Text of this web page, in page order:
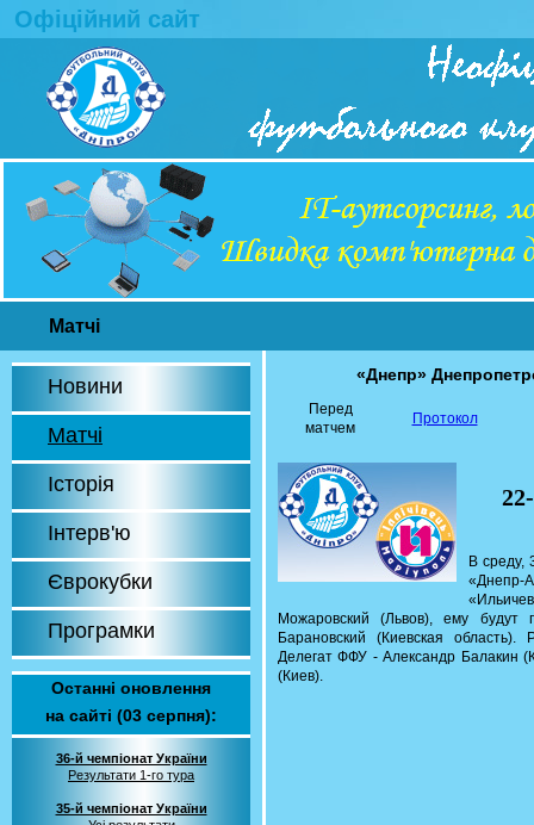
Офіційний сайт
Матчі
Новини
Матчі
Історія
Інтерв'ю
Єврокубки
Програмки
Останні оновлення
на сайті (03 серпня):
36-й чемпіонат України
Результати 1-го тура
35-й чемпіонат України
«Днепр»
Перед
матчем
Протокол
В среду,
«Днепр-
Можаровский (Львов), ему
Барановский (Киевская
Делегат ФФУ - Александр Балакин
(Киев).